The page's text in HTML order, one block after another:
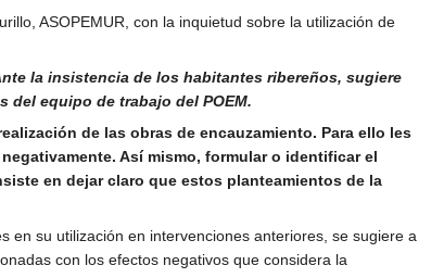
ASOPEMUR, con la inquietud sobre la utilización de
la insistencia de los habitantes ribereños, sugiere
del equipo de trabajo del POEM.
de las obras de encauzamiento. Para ello les
Así mismo, formular o identificar el
en dejar claro que estos planteamientos de la
en su utilización en intervenciones anteriores, se sugiere a
con los efectos negativos que considera la